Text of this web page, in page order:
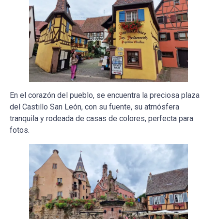
En el corazón del pueblo, se encuentra la preciosa plaza
del Castillo San León, con su fuente, su atmósfera
tranquila y rodeada de casas de colores, perfecta para
fotos.